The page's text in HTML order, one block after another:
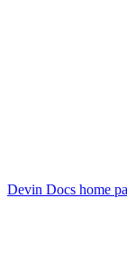
Devin Docs home